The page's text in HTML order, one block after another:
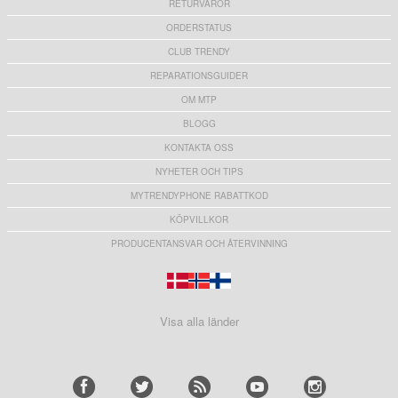
RETURVAROR
ORDERSTATUS
CLUB TRENDY
REPARATIONSGUIDER
OM MTP
BLOGG
KONTAKTA OSS
NYHETER OCH TIPS
MYTRENDYPHONE RABATTKOD
KÖPVILLKOR
PRODUCENTANSVAR OCH ÅTERVINNING
Visa alla länder